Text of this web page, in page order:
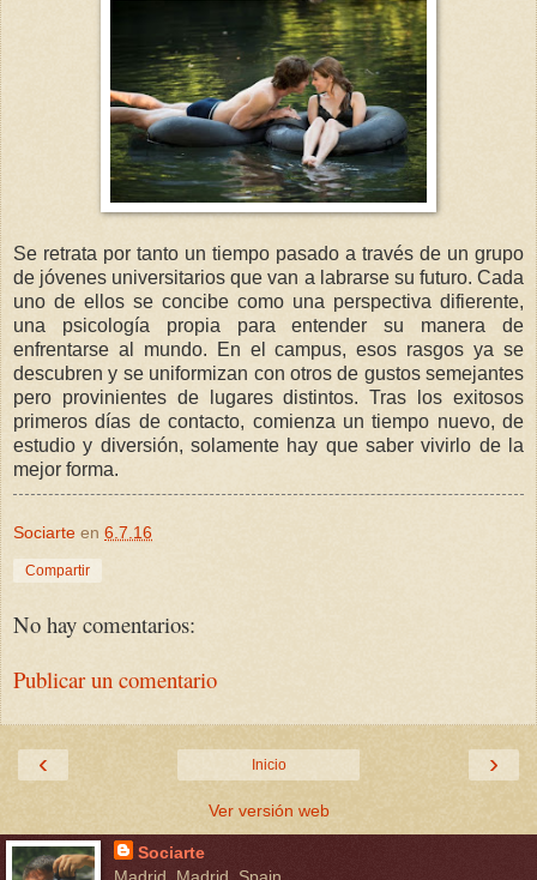
Se retrata por tanto un tiempo pasado a través de un grupo
de jóvenes universitarios que van a labrarse su futuro. Cada
uno de ellos se concibe como una perspectiva difierente,
una psicología propia para entender su manera de
enfrentarse al mundo. En el campus, esos rasgos ya se
descubren y se uniformizan con otros de gustos semejantes
pero provinientes de lugares distintos. Tras los exitosos
primeros días de contacto, comienza un tiempo nuevo, de
estudio y diversión, solamente hay que saber vivirlo de la
mejor forma.
Sociarte en 6.7.16
Compartir
No hay comentarios:
Publicar un comentario
‹ ›
Inicio
Ver versión web
Sociarte
Madrid, Madrid, Spain